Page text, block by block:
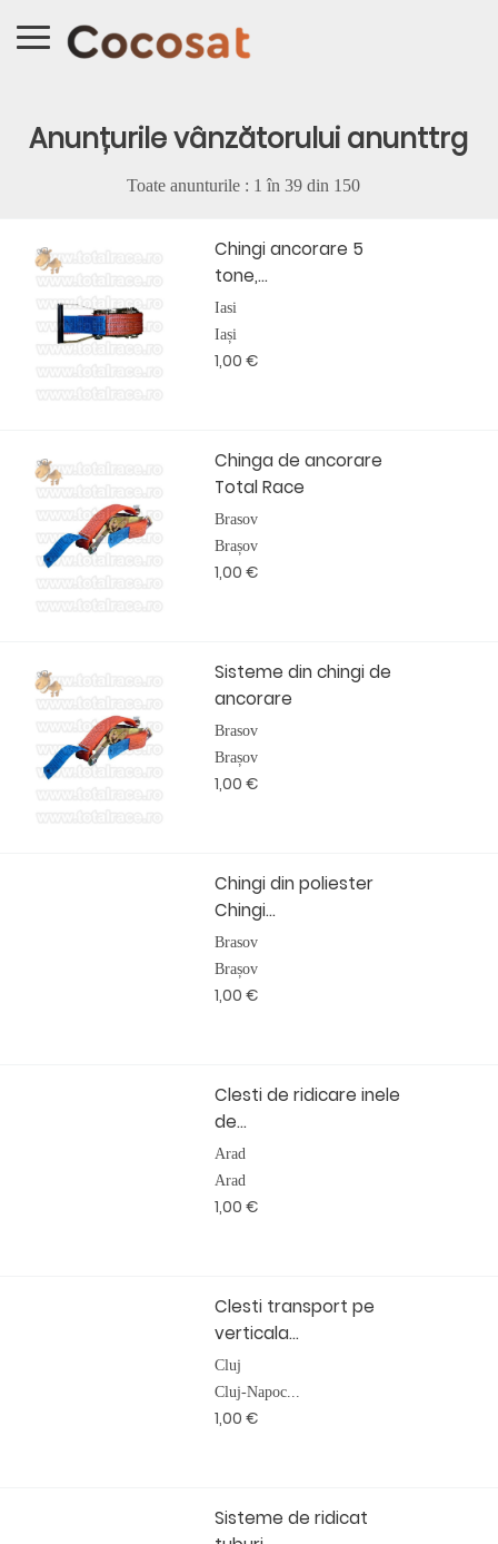
Anunțurile vânzătorului anunttrg
Toate anunturile : 1 în 39din 150
Chingi ancorare 5
tone,...
Iasi
Iași
1,00 €
Chinga de ancorare
Total Race
Brasov
Brașov
1,00 €
Sisteme din chingi de
ancorare
Brasov
Brașov
1,00 €
Chingi din poliester
Chingi...
Brasov
Brașov
1,00 €
Clesti de ridicare inele
de...
Arad
Arad
1,00 €
Clesti transport pe
verticala...
Cluj
Cluj-Napoc...
1,00 €
Sisteme de ridicat